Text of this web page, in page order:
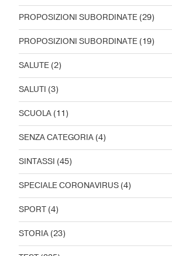
PROPOSIZIONI SUBORDINATE (29)
PROPOSIZIONI SUBORDINATE (19)
SALUTE (2)
SALUTI (3)
SCUOLA (11)
SENZA CATEGORIA (4)
SINTASSI (45)
SPECIALE CORONAVIRUS (4)
SPORT (4)
STORIA (23)